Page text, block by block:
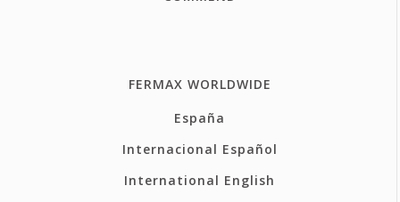
FERMAX WORLDWIDE
España
Internacional Español
International English